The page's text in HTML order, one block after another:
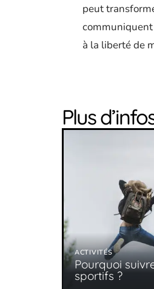
peut
communiquent
à la liberté de
Plus
ACTIVITÉS
Pourquoi
sportifs ?